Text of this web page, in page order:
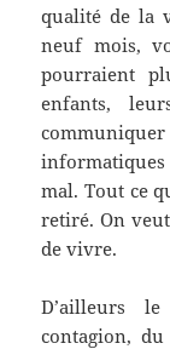
qualité de la
neuf mois,
pourraient
enfants,
mal. Tout ce
retiré. On
de vivre.
D’ailleurs
contagion,